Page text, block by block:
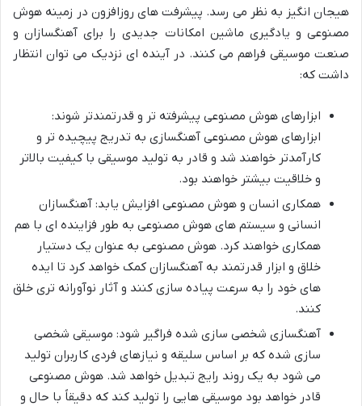
هیجان انگیز به نظر می رسد. پیشرفت های روزافزون در زمینه هوش
مصنوعی و یادگیری ماشین امکانات جدیدی را برای آهنگسازان و
صنعت موسیقی فراهم می کنند. در آینده ای نزدیک می توان انتظار
داشت که:
ابزارهای هوش مصنوعی پیشرفته تر و قدرتمندتر شوند:
ابزارهای هوش مصنوعی آهنگسازی به تدریج پیچیده تر و
کارآمدتر خواهند شد و قادر به تولید موسیقی با کیفیت بالاتر
و خلاقیت بیشتر خواهند بود.
همکاری انسان و هوش مصنوعی افزایش یابد: آهنگسازان
انسانی و سیستم های هوش مصنوعی به طور فزاینده ای با هم
همکاری خواهند کرد. هوش مصنوعی به عنوان یک دستیار
خلاق و ابزار قدرتمند به آهنگسازان کمک خواهد کرد تا ایده
های خود را به سرعت پیاده سازی کنند و آثار نوآورانه تری خلق
کنند.
آهنگسازی شخصی سازی شده فراگیر شود: موسیقی شخصی
سازی شده که بر اساس سلیقه و نیازهای فردی کاربران تولید
می شود به یک روند رایج تبدیل خواهد شد. هوش مصنوعی
قادر خواهد بود موسیقی هایی را تولید کند که دقیقاً با حال و